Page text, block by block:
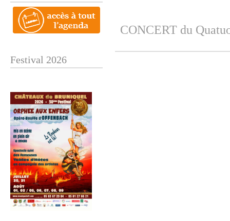
Festival 2026
CONCERT du